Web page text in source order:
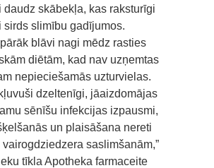
daudz skābekļa, kas raksturīgi
sirds slimību gadījumos.
blāvi nagi mēdz rasties
diētām, kad nav uzņemtas
nepieciešamās uzturvielas.
dzeltenīgi, jāaizdomājas
sēnīšu infekcijas izpausmi,
un plaisāšana nereti
vairogdziedzera saslimšanām,”
tīkla Apotheka farmaceite